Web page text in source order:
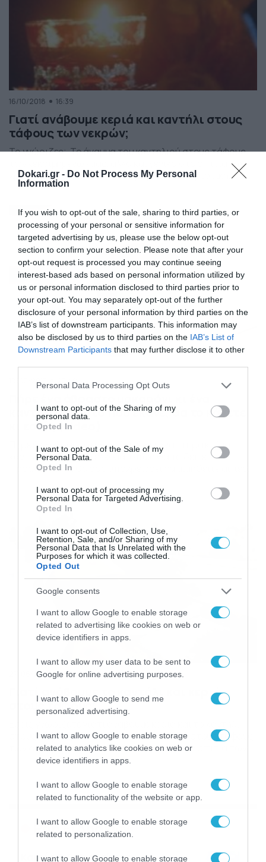
Dokari.gr - Do Not Process My Personal
Information
If you wish to opt-out of the sale, sharing to third parties, or
processing of your personal or sensitive information for
targeted advertising by us, please use the below opt-out
section to confirm your selection. Please note that after your
opt-out request is processed you may continue seeing
interest-based ads based on personal information utilized by
us or personal information disclosed to third parties prior to
your opt-out. You may separately opt-out of the further
disclosure of your personal information by third parties on the
IAB’s list of downstream participants. This information may
also be disclosed by us to third parties on the IAB’s List of
Downstream Participants that may further disclose it to other
Please note that this website/app uses one or more Google
not limited to your visit or usage behaviour. You may click to
grant or deny consent to Google and its third-party tags to
use your data for below specified purposes in below Google
consent section.
Personal Data Processing Opt Outs
I want to opt-out of the Sharing of my
personal data.
Opted In
I want to opt-out of the Sale of my
Personal Data.
Opted In
I want to opt-out of processing my
Personal Data for Targeted Advertising.
Opted In
I want to opt-out of Collection, Use,
Retention, Sale, and/or Sharing of my
Personal Data that Is Unrelated with the
Purposes for which it was collected.
Opted Out
Google consents
I want to allow Google to enable storage
related to advertising like cookies on web or
device identifiers in apps.
I want to allow my user data to be sent to
Google for online advertising purposes.
I want to allow Google to send me
personalized advertising.
I want to allow Google to enable storage
related to analytics like cookies on web or
device identifiers in apps.
I want to allow Google to enable storage
related to functionality of the website or app.
I want to allow Google to enable storage
related to personalization.
I want to allow Google to enable storage
16/10/2018 16:39
Γιατί ανάβουμε κεριά και καντήλι στους
τάφους των νεκρών;
Το γνώριζες; Το άναμμα του καντηλιού στους τάφους
των κεκοιμημένων μας, αλλά και γενικά στα σπίτια των
χριστιανών δεν έχει να κάνει με μια φολκλοριστική
διαιώνιση κάποιας τυπικής παραδόσεως. To καντήλι
φως του Χριστού, την ίδια την παρουσία του Κυρίου στη
ζωή μας, άλλα και την […]
18/03/2017 23:42
καντηλάκι! Αυτό που έκανε, θα το κάνετε
κι εσείς (video)
Πήρε ένα άβραστο μακαρόνι, έναν αναπτήρα κι ένα
καντηλάκι. Το αποτέλεσμα, όπως θα το δείτε,
προφανώς και θα σας υποχρεώσει να μιμηθείτε αυτές
να καείς; Δείτε το βίντεο…
27/06/2016 19:34
Γιατί ανάβουμε το καντήλι και κεριά
στους τάφους;
στους τάφους; Το άναμμα του κανδηλιού στους τάφους
των κεκοιμημένων μας, αλλά και γενικά στα σπίτια των
χριστιανών δεν έχει να κάνει με μια φολκλοριστική
είναι σύμβολο και το φως που εκπέμπει συμβολίζει το
φως του Χριστού, την ίδια την παρουσία […]
Ροή Ειδήσεων
Καιρός 6-8: Ανεβαίνει η